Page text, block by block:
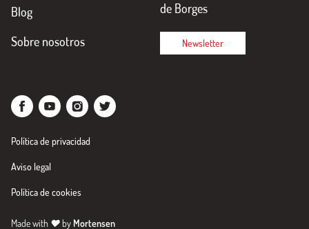
Blog
Sobre nosotros
de Borges
Newsletter
Política de privacidad
Aviso legal
Política de cookies
Made with ♥by Mortensen